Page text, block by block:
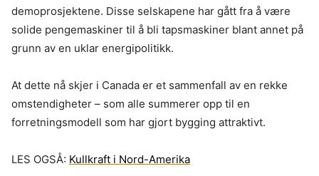
demoprosjektene. Disse selskapene har gått fra å være
solide pengemaskiner til å bli tapsmaskiner blant annet på
grunn av en uklar energipolitikk.
At dette nå skjer i Canada er et sammenfall av en rekke
omstendigheter – som alle summerer opp til en
forretningsmodell som har gjort bygging attraktivt.
LES OGSÅ: Kullkraft i Nord-Amerika